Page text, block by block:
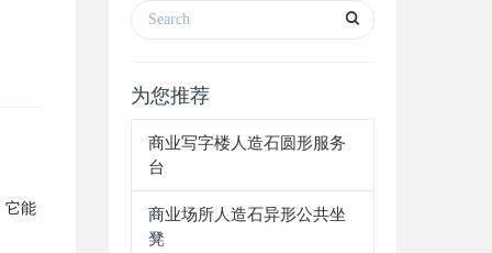
它能
为您推荐
商业写字楼人造石圆形服务
台
商业场所人造石异形公共坐
凳